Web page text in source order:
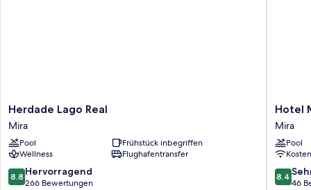
Herdade
Lago
Real
Mira
Herdade Lago Real
Mira
Pool
Frühstück inbegriffen
Wellness
Flughafentransfer
8.8
von
8.8 Hervorragend
266 Bewertungen
Hotel
Mira
Hotel
Mira
Pool
8.4
von
8.4
46